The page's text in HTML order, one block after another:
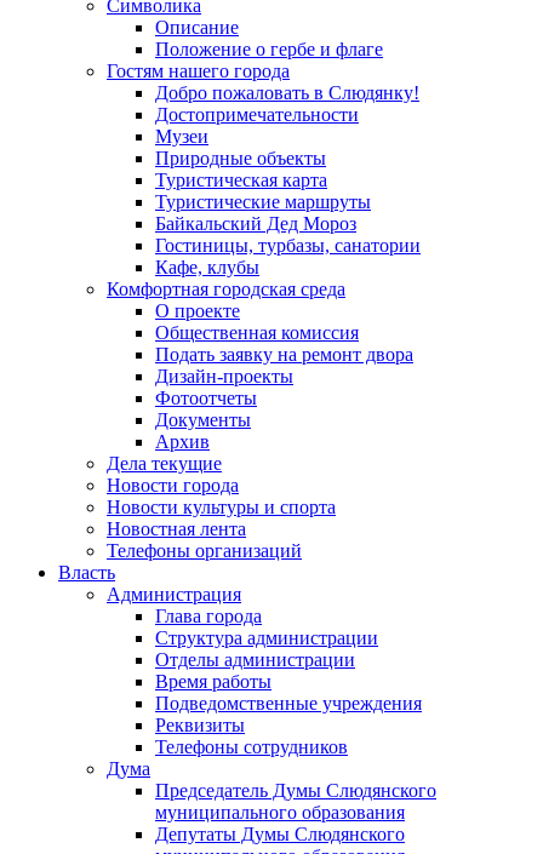
Символика
Описание
Положение о гербе и флаге
Гостям нашего города
Добро пожаловать в Слюдянку!
Достопримечательности
Музеи
Природные объекты
Туристическая карта
Туристические маршруты
Байкальский Дед Мороз
Гостиницы, турбазы, санатории
Кафе, клубы
Комфортная городская среда
О проекте
Общественная комиссия
Подать заявку на ремонт двора
Дизайн-проекты
Фотоотчеты
Документы
Архив
Дела текущие
Новости города
Новости культуры и спорта
Новостная лента
Телефоны организаций
Власть
Администрация
Глава города
Структура администрации
Отделы администрации
Время работы
Подведомственные учреждения
Реквизиты
Телефоны сотрудников
Дума
Председатель Думы Слюдянского
муниципального образования
Депутаты Думы Слюдянского